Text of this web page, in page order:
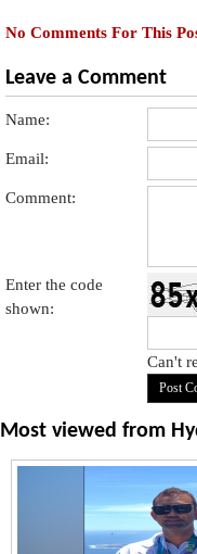
No Comments For This
Leave a Comment
Name:
Email:
Comment:
Enter the code
shown:
Can't
Most viewed from